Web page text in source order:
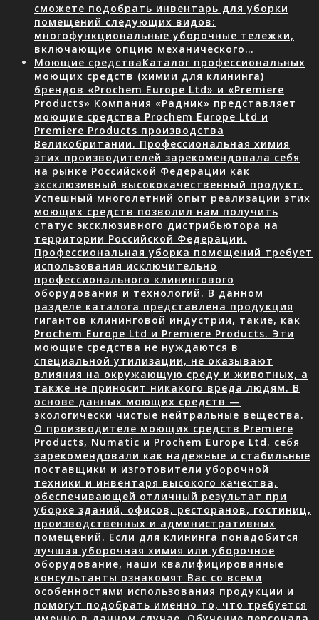
сможете подобрать инвентарь для уборки
помещений следующих видов:
многофункциональные уборочные тележки,
включающие опцию механического…
Моющие средстваКаталог профессиональных
моющих средств (химии для клининга)
брендов «Prochem Europe Ltd» и «Premiere
Products» Компания «Радник» представляет
моющие средства Prochem Europe Ltd и
Premiere Products производства
Великобритании. Профессиональная химия
этих производителей зарекомендовала себя
на рынке Российской Федерации как
эксклюзивный высококачественный продукт.
Успешный многолетний опыт реализации этих
моющих средств позволил нам получить
статус эксклюзивного дистрибьютора на
территории Российской Федерации.
Профессиональная уборка помещений требует
использования исключительно
профессионального клинингового
оборудования и технологий. В данном
разделе каталога представлена продукция
гигантов клининговой индустрии, такие, как
Prochem Europe Ltd и Premiere Products. Эти
моющие средства не нуждаются в
специальной утилизации, не оказывают
влияния на окружающую среду и животных, а
также не приносит никакого вреда людям. В
основе данных моющих средств —
экологически чистые нейтральные вещества.
О производителе моющих средств Premiere
Products, Numatic и Prochem Europe Ltd. себя
зарекомендовали как надежные и стабильные
поставщики и изготовители уборочной
техники и инвентаря высокого качества,
обеспечивающей отличный результат при
уборке зданий, офисов, ресторанов, гостиниц,
производственных и административных
помещений. Если для клининга понадобится
лучшая уборочная химия или уборочное
оборудование, наши квалифицированные
консультанты ознакомят Вас со всеми
особенностями использования продукции и
помогут подобрать именно то, что требуется